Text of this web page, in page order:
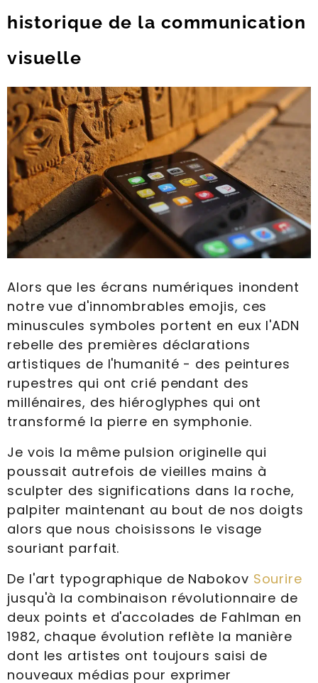
historique de la communication
visuelle
Alors que les écrans numériques inondent
notre vue d'innombrables emojis, ces
minuscules symboles portent en eux l'ADN
rebelle des premières déclarations
artistiques de l'humanité - des peintures
rupestres qui ont crié pendant des
millénaires, des hiéroglyphes qui ont
transformé la pierre en symphonie.
Je vois la même pulsion originelle qui
poussait autrefois de vieilles mains à
sculpter des significations dans la roche,
palpiter maintenant au bout de nos doigts
alors que nous choisissons le visage
souriant parfait.
De l'art typographique de Nabokov Sourire
jusqu'à la combinaison révolutionnaire de
deux points et d'accolades de Fahlman en
1982, chaque évolution reflète la manière
dont les artistes ont toujours saisi de
nouveaux médias pour exprimer